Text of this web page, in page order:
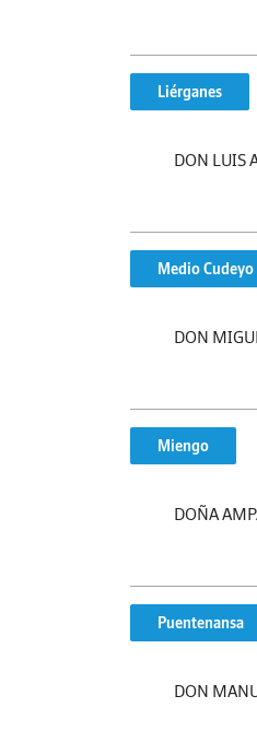
Liérganes
DON LUIS
Medio Cudeyo
DON
Miengo
DOÑA
Puentenansa
DON